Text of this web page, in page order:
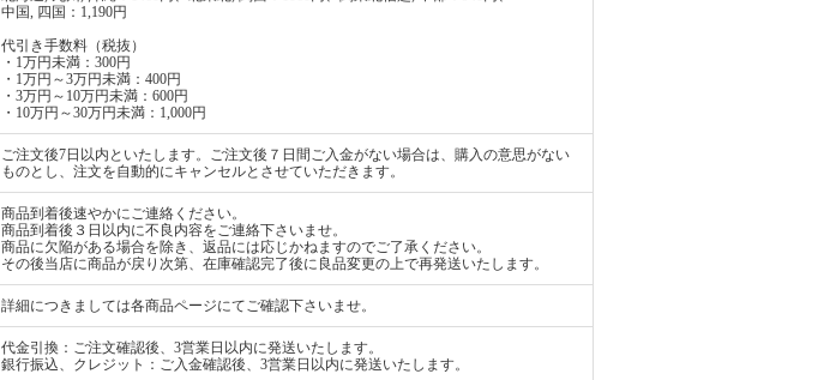
中国, 四国：1,190円
代引き手数料（税抜）
・1万円未満：300円
・1万円～3万円未満：400円
・3万円～10万円未満：600円
・10万円～30万円未満：1,000円
ご注文後7日以内といたします。ご注文後７日間ご入金がない場合は、購入の意思がない
ものとし、注文を自動的にキャンセルとさせていただきます。
商品到着後速やかにご連絡ください。
商品到着後３日以内に不良内容をご連絡下さいませ。
商品に欠陥がある場合を除き、返品には応じかねますのでご了承ください。
その後当店に商品が戻り次第、在庫確認完了後に良品変更の上で再発送いたします。
詳細につきましては各商品ページにてご確認下さいませ。
代金引換：ご注文確認後、3営業日以内に発送いたします。
銀行振込、クレジット：ご入金確認後、3営業日以内に発送いたします。